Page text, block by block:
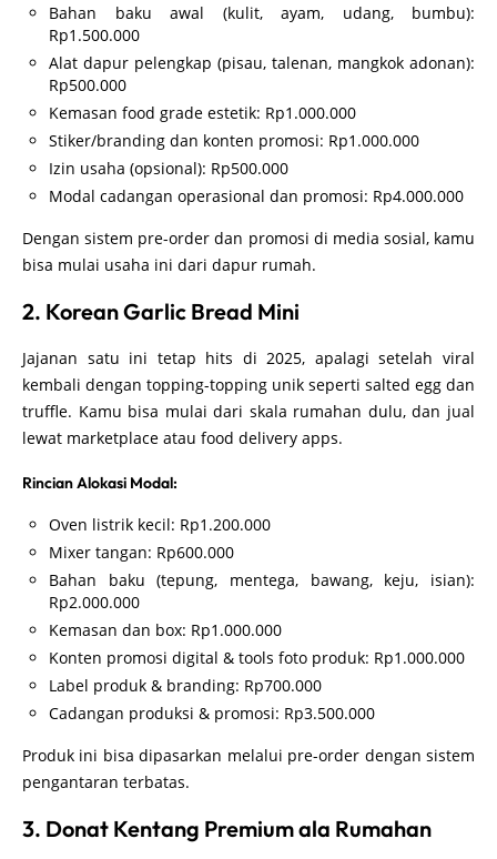
Bahan baku awal (kulit, ayam, udang, bumbu):
Rp1.500.000
Alat dapur pelengkap (pisau, talenan, mangkok adonan):
Rp500.000
Kemasan food grade estetik: Rp1.000.000
Stiker/branding dan konten promosi: Rp1.000.000
Izin usaha (opsional): Rp500.000
Modal cadangan operasional dan promosi: Rp4.000.000
Dengan sistem pre-order dan promosi di media sosial, kamu
bisa mulai usaha ini dari dapur rumah.
2. Korean Garlic Bread Mini
Jajanan satu ini tetap hits di 2025, apalagi setelah viral
kembali dengan topping-topping unik seperti salted egg dan
truffle. Kamu bisa mulai dari skala rumahan dulu, dan jual
lewat marketplace atau food delivery apps.
Rincian Alokasi Modal:
Oven listrik kecil: Rp1.200.000
Mixer tangan: Rp600.000
Bahan baku (tepung, mentega, bawang, keju, isian):
Rp2.000.000
Kemasan dan box: Rp1.000.000
Konten promosi digital & tools foto produk: Rp1.000.000
Label produk & branding: Rp700.000
Cadangan produksi & promosi: Rp3.500.000
Produk ini bisa dipasarkan melalui pre-order dengan sistem
pengantaran terbatas.
3. Donat Kentang Premium ala Rumahan